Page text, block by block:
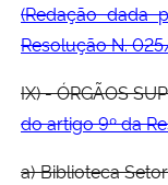
(Redação dada
Resolução N.
IX) - ÓRGÃOS
do artigo 9º da
a) Biblioteca